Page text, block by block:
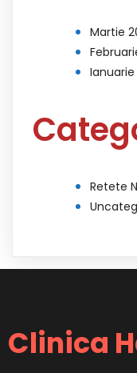
Martie
Ianuarie
Retete
Clinica